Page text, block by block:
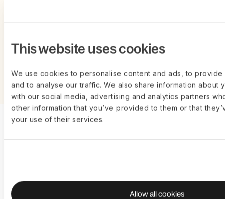
This website uses cookies
We use cookies to personalise content and ads, to
and to analyse our traffic. We also share information about
with our social media, advertising and analytics partners
other information that you’ve provided to them or that
your use of their services.
Allow all cookies